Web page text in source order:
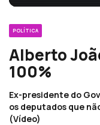
POLÍTICA
Alberto
100%
Ex-presidente do
os deputados que
(Vídeo)